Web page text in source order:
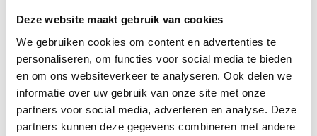
Deze website maakt gebruik van cookies
We gebruiken cookies om content en advertenties te
personaliseren, om functies voor social media te bieden
en om ons websiteverkeer te analyseren. Ook delen we
informatie over uw gebruik van onze site met onze
partners voor social media, adverteren en analyse. Deze
partners kunnen deze gegevens combineren met andere
sterren
Bij onze showroom
locatie
INFORMATIE